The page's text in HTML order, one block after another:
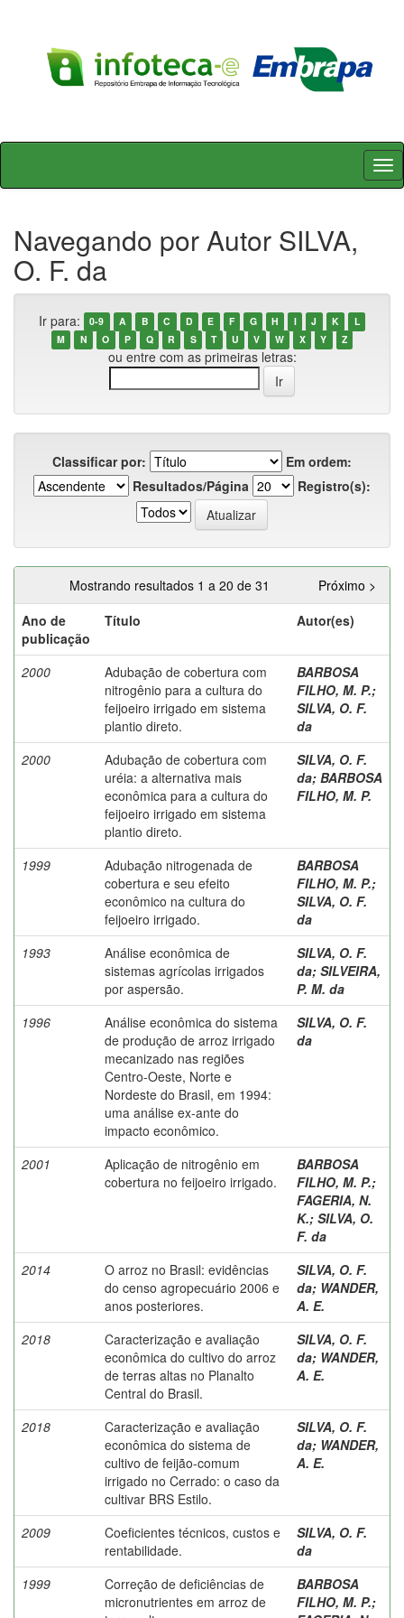
Skip
Navegando por Autor SILVA,
O. F. da
Ir para: 0-9 A B C D E F G H I J K
L
M
N O P Q R S T U V W X Y Z
ou entre com as primeiras letras:
Classificar por:
Em ordem:
Resultados/Página
Registro(s):
Mostrando resultados 1 a 20 de 31
Próximo >
Ano de
publicação
Título Autor(es)
2000
Adubação de cobertura com
nitrogênio para a cultura do
feijoeiro irrigado em sistema
plantio direto.
BARBOSA
FILHO, M. P.;
SILVA, O. F.
da
2000
Adubação de cobertura com
uréia: a alternativa mais
econômica para a cultura do
feijoeiro irrigado em sistema
plantio direto.
SILVA, O. F.
da; BARBOSA
FILHO, M. P.
1999
Adubação nitrogenada de
cobertura e seu efeito
econômico na cultura do
feijoeiro irrigado.
BARBOSA
FILHO, M. P.;
SILVA, O. F.
da
1993
Análise econômica de
sistemas agrícolas irrigados
por aspersão.
SILVA, O. F.
da; SILVEIRA,
P. M. da
1996
Análise econômica do sistema
de produção de arroz irrigado
mecanizado nas regiões
Centro-Oeste, Norte e
Nordeste do Brasil, em 1994:
uma análise ex-ante do
impacto econômico.
SILVA, O. F.
da
2001
Aplicação de nitrogênio em
cobertura no feijoeiro irrigado.
BARBOSA
FILHO, M. P.;
FAGERIA, N.
K.; SILVA, O.
F. da
2014
O arroz no Brasil: evidências
do censo agropecuário 2006 e
anos posteriores.
SILVA, O. F.
da; WANDER,
A. E.
2018
Caracterização e avaliação
econômica do cultivo do arroz
de terras altas no Planalto
Central do Brasil.
SILVA, O. F.
da; WANDER,
A. E.
2018
Caracterização e avaliação
econômica do sistema de
cultivo de feijão-comum
irrigado no Cerrado: o caso da
cultivar BRS Estilo.
SILVA, O. F.
da; WANDER,
A. E.
2009
Coeficientes técnicos, custos e
rentabilidade.
SILVA, O. F.
da
1999
Correção de deficiências de
micronutrientes em arroz de
BARBOSA
FILHO, M. P.;